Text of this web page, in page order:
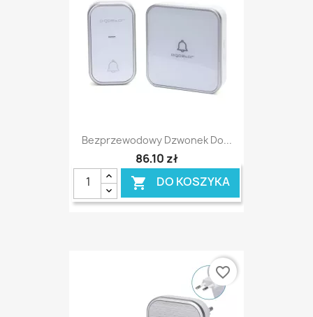
Bezprzewodowy Dzwonek Do...
86,10 zł
 DO KOSZYKA
favorite_border